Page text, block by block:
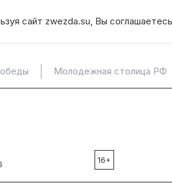
сайт zwezda.su, Вы
Молодежная столица РФ
16+